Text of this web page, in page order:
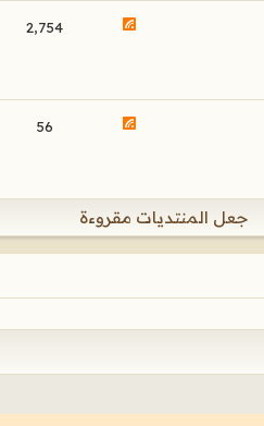
2,754
56
جعل المنتديات مقروءة